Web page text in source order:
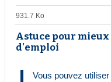
931.7 Ko
Astuce pour mieux
d'emploi
Vous pouvez